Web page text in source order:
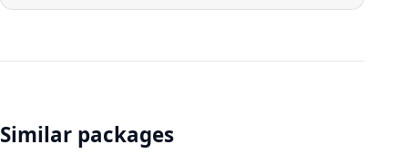
Similar packages